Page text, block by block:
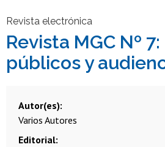
Funcionarias/os
Egresadas/os
Revista electrónica
Revista MGC Nº
públicos y
Autor(es)
Varios Autores
Editorial